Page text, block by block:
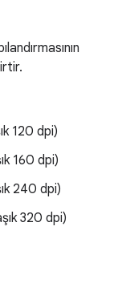
120 dpi)
160 dpi)
240 dpi)
320 dpi)